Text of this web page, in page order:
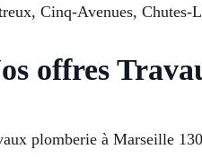
Cinq-Avenues, Chutes-
offres
plomberie à Marseille